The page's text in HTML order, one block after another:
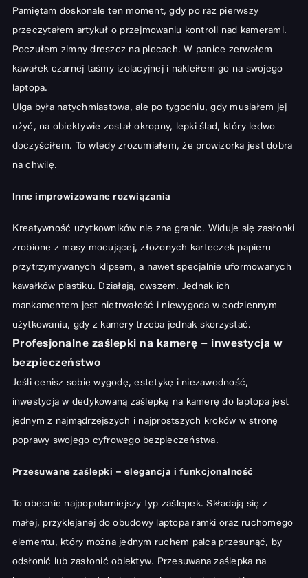
Pamiętam doskonale ten moment, gdy po raz pierwszy
przeczytałem artykuł o przejmowaniu kontroli nad kamerami.
Poczułem zimny dreszcz na plecach. W panice zerwałem
kawałek czarnej taśmy izolacyjnej i nakleiłem go na swojego
laptopa.
Ulga była natychmiastowa, ale po tygodniu, gdy musiałem jej
użyć, na obiektywie został okropny, lepki ślad, który ledwo
doczyściłem. To wtedy zrozumiałem, że prowizorka jest dobra
na chwilę.
Inne improwizowane rozwiązania
Kreatywność użytkowników nie zna granic. Widuje się zasłonki
zrobione z masy mocującej, złożonych karteczek papieru
przytrzymywanych klipsem, a nawet specjalnie uformowanych
kawałków plastiku. Działają, owszem. Jednak ich
mankamentem jest nietrwałość i niewygoda w codziennym
użytkowaniu, gdy z kamery trzeba jednak skorzystać.
Profesjonalne zaślepki na kamerę – inwestycja w
bezpieczeństwo
Jeśli cenisz sobie wygodę, estetykę i niezawodność,
inwestycja w dedykowaną zaślepkę na kamerę do laptopajest
jednym z najmądrzejszych i najprostszych kroków w stronę
poprawy swojego cyfrowego bezpieczeństwa.
Przesuwane zaślepki – elegancja i funkcjonalność
To obecnie najpopularniejszy typ zaślepek. Składają się z
małej, przyklejanej do obudowy laptopa ramki oraz ruchomego
elementu, który można jednym ruchem palca przesunąć, by
odsłonić lub zasłonić obiektyw. Przesuwana zaślepka na